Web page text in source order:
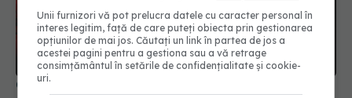
Ce să faci ca să nu mai crape crenvurștii când îi
Unii furnizori vă pot prelucra datele cu caracter personal în
interes legitim, față de care puteți obiecta prin gestionarea
opțiunilor de mai jos. Căutați un link în partea de jos a
acestei pagini pentru a gestiona sau a vă retrage
consimțământul în setările de confidențialitate și cookie-
uri.